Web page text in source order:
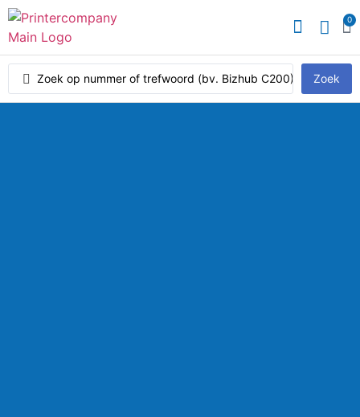
0
Zoek